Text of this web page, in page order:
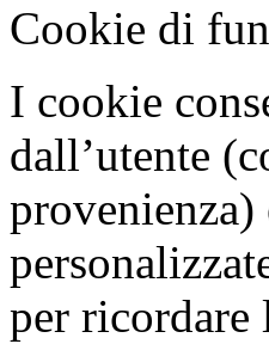
Cookie di
I cookie
dall’utente
per ricordare